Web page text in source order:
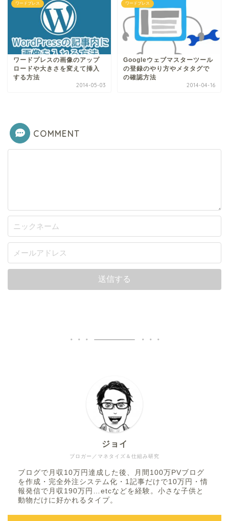
ワードプレス
ワードプレスの画像のアップ
ロードや大きさを変えて挿入
する方法
2014-05-03
ワードプレス
Googleウェブマスターツール
の登録のやり方やメタタグで
の確認方法
2014-04-16
COMMENT
ブロガー／マネタイズ＆仕組み研究
ジョイ
ブログで月収10万円達成した後、月間100万PVブログ
を作成・完全外注システム化・1記事だけで10万円・情
報発信で月収190万円…etcなどを経験。小さな子供と
動物だけに好かれるタイプ。